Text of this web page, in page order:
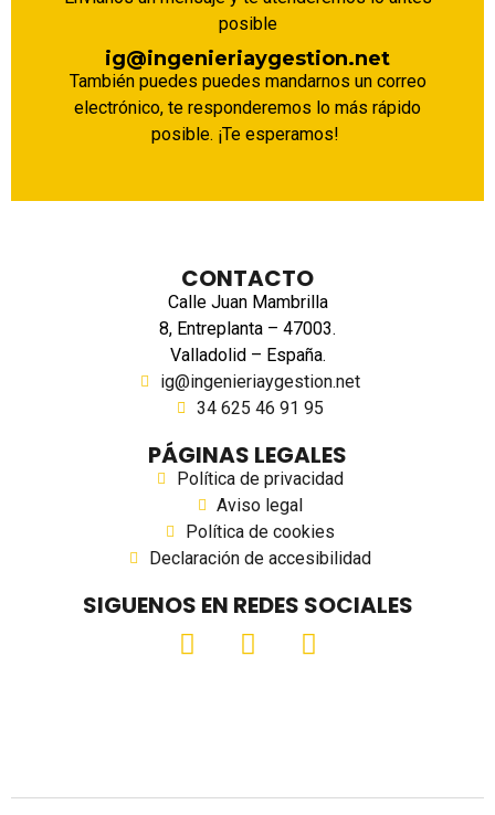
posible
ig@ingenieriaygestion.net
También puedes puedes mandarnos un correo
electrónico, te responderemos lo más rápido
posible. ¡Te esperamos!
CONTACTO
Calle Juan Mambrilla
8, Entreplanta – 47003.
Valladolid – España.
ig@ingenieriaygestion.net
34 625 46 91 95
PÁGINAS LEGALES
Política de privacidad
Aviso legal
Política de cookies
Declaración de accesibilidad
SIGUENOS EN REDES SOCIALES